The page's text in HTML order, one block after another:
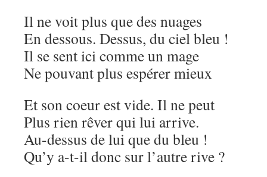
Il ne voit plus que des nuages
En dessous. Dessus, du ciel bleu !
Il se sent ici comme un mage
Ne pouvant plus espérer mieux
Et son coeur est vide. Il ne peut
Plus rien rêver qui lui arrive.
Au-dessus de lui que du bleu !
Qu’y a-t-il donc sur l’autre rive ?